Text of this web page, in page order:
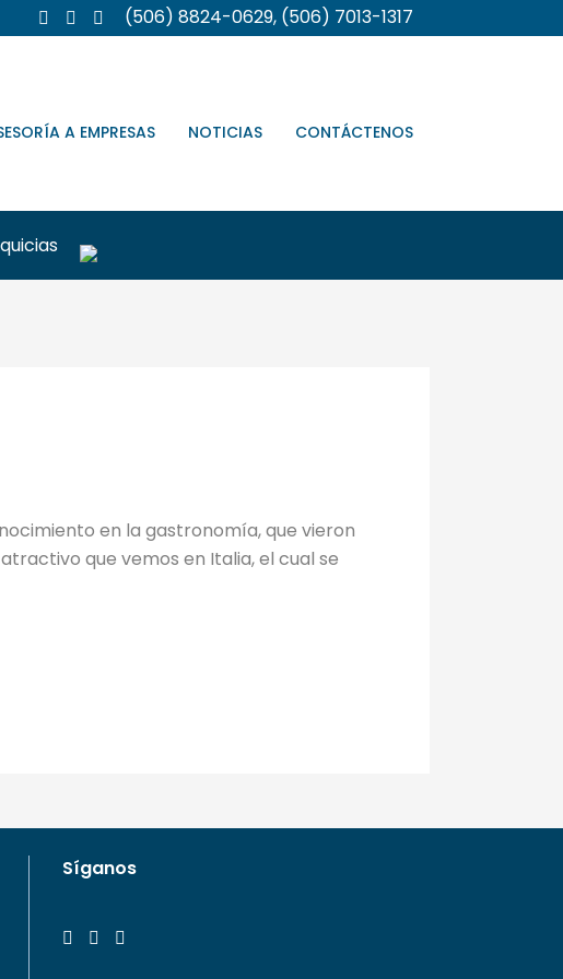
(506) 8824-0629, (506) 7013-1317
A EMPRESAS NOTICIAS CONTÁCTENOS
en la gastronomía, que vieron
que vemos en Italia, el cual se
Síganos